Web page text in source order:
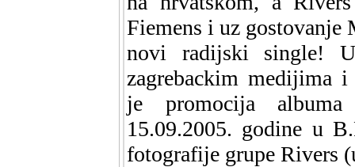
Fiemens i uz gostovanje
novi radijski single!
zagrebackim medijima i
je promocija
15.09.2005. godine u
fotografije grupe Rivers